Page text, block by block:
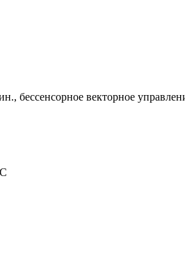
бессенсорное векторное